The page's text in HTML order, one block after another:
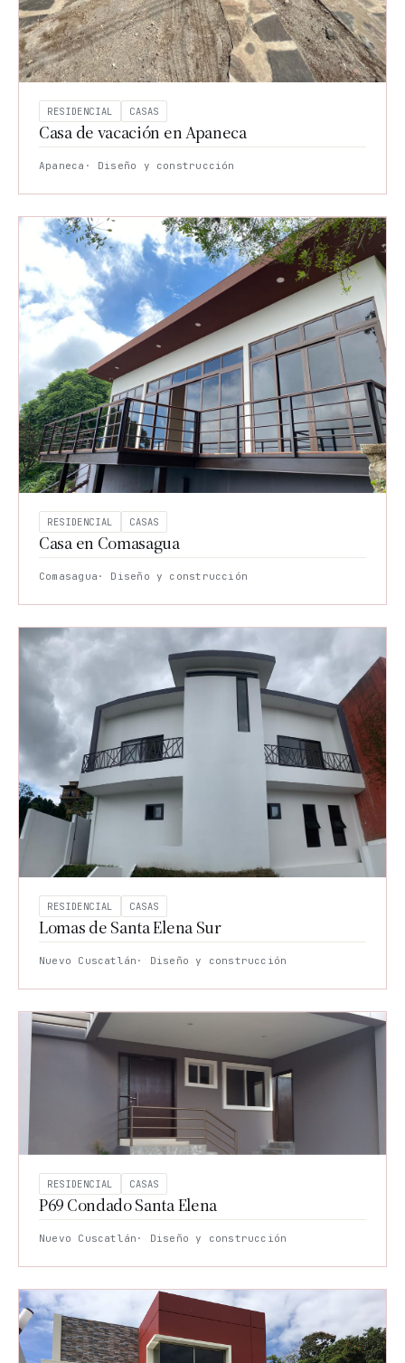
RESIDENCIAL CASAS
Casa de vacación en Apaneca
Apaneca · Diseño y construcción
RESIDENCIAL CASAS
Casa en Comasagua
Comasagua · Diseño y construcción
RESIDENCIAL CASAS
Lomas de Santa Elena Sur
Nuevo Cuscatlán · Diseño y construcción
RESIDENCIAL CASAS
P69 Condado Santa Elena
Nuevo Cuscatlán · Diseño y construcción